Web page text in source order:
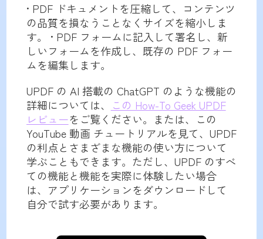
• PDF ドキュメントを圧縮して、コンテンツ
の品質を損なうことなくサイズを縮小しま
す。 • PDF フォームに記入して署名し、新
しいフォームを作成し、既存の PDF フォー
ムを編集します。
UPDF の AI 搭載の ChatGPT のような機能の
詳細については、
この How-To Geek UPDF
レビューをご覧ください。または、この
YouTube 動画 チュートリアルを見て、UPDF
の利点とさまざまな機能の使い方について
学ぶこともできます。ただし、UPDF のすべ
ての機能と機能を実際に体験したい場合
は、アプリケーションをダウンロードして
自分で試す必要があります。